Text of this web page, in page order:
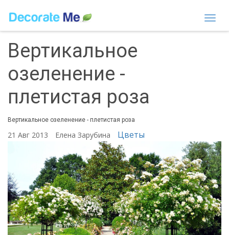
Вертикальное
озеленение -
плетистая роза
Вертикальное озеленение - плетистая роза
21 Авг 2013 Елена Зарубина Цветы